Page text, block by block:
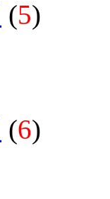
(5)
(6)